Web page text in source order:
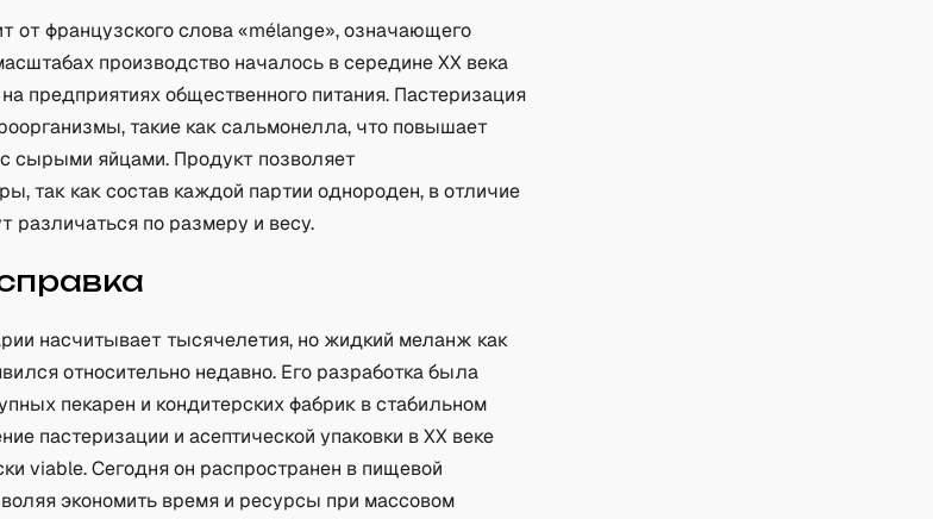
от французского слова «mélange», означающего
производство началось в середине XX века
предприятиях общественного питания. Пастеризация
такие как сальмонелла, что повышает
сырыми яйцами. Продукт позволяет
так как состав каждой партии однороден, в отличие
различаться по размеру и весу.
насчитывает тысячелетия, но жидкий меланж как
относительно недавно. Его разработка была
пекарен и кондитерских фабрик в стабильном
пастеризации и асептической упаковки в XX веке
viable. Сегодня он распространен в пищевой
экономить время и ресурсы при массовом